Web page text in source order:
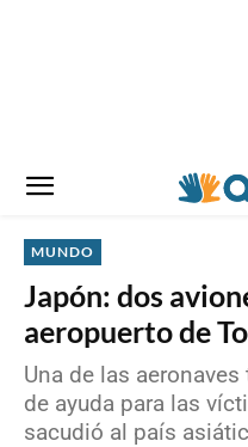
MUNDO
Japón: dos
aeropuerto de
Una de las
de ayuda para las
sacudió al país